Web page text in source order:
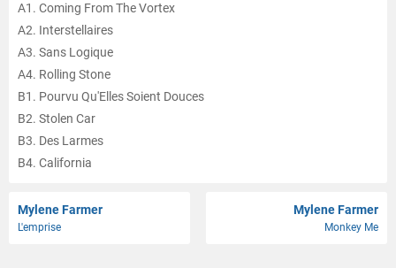
A1. Coming From The Vortex
A2. Interstellaires
A3. Sans Logique
A4. Rolling Stone
B1. Pourvu Qu'Elles Soient Douces
B2. Stolen Car
B3. Des Larmes
B4. California
C2. L'Âme-Stram-Gram
C3. Hard Hip Hop
Mylene Farmer
L'emprise
Mylene Farmer
Monkey Me